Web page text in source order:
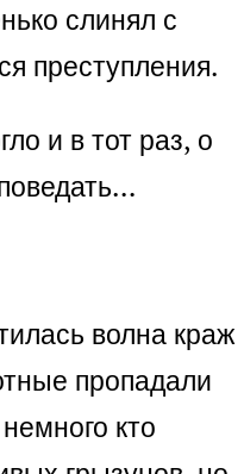
слинял с
преступления.
и в тот раз, о
волна краж
пропадали
кто